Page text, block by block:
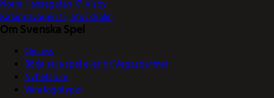
Norra Hansegatan 17, Visby
Katarinavägen 15, Stockholm
Om Svenska Spel
Om oss
Börja sälja spel eller bli Vegaspartner
Nyhetsrum
Våra logotyper